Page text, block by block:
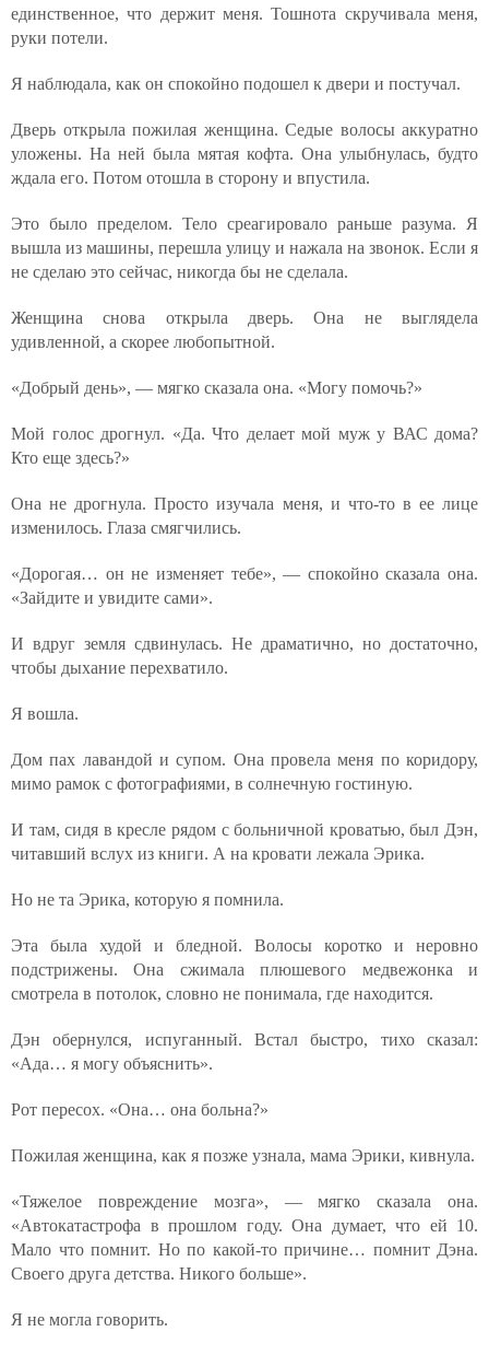
единственное, что держит меня. Тошнота скручивала меня,
руки потели.
Я наблюдала, как он спокойно подошел к двери и постучал.
Дверь открыла пожилая женщина. Седые волосы аккуратно
уложены. На ней была мятая кофта. Она улыбнулась, будто
ждала его. Потом отошла в сторону и впустила.
Это было пределом. Тело среагировало раньше разума. Я
вышла из машины, перешла улицу и нажала на звонок. Если я
не сделаю это сейчас, никогда бы не сделала.
Женщина снова открыла дверь. Она не выглядела
удивленной, а скорее любопытной.
«Добрый день», — мягко сказала она. «Могу помочь?»
Мой голос дрогнул. «Да. Что делает мой муж у ВАС дома?
Кто еще здесь?»
Она не дрогнула. Просто изучала меня, и что-то в ее лице
изменилось. Глаза смягчились.
«Дорогая… он не изменяет тебе», — спокойно сказала она.
«Зайдите и увидите сами».
И вдруг земля сдвинулась. Не драматично, но достаточно,
чтобы дыхание перехватило.
Я вошла.
Дом пах лавандой и супом. Она провела меня по коридору,
мимо рамок с фотографиями, в солнечную гостиную.
И там, сидя в кресле рядом с больничной кроватью, был Дэн,
читавший вслух из книги. А на кровати лежала Эрика.
Но не та Эрика, которую я помнила.
Эта была худой и бледной. Волосы коротко и неровно
подстрижены. Она сжимала плюшевого медвежонка и
смотрела в потолок, словно не понимала, где находится.
Дэн обернулся, испуганный. Встал быстро, тихо сказал:
«Ада… я могу объяснить».
Рот пересох. «Она… она больна?»
Пожилая женщина, как я позже узнала, мама Эрики, кивнула.
«Тяжелое повреждение мозга», — мягко сказала она.
«Автокатастрофа в прошлом году. Она думает, что ей 10.
Мало что помнит. Но по какой-то причине… помнит Дэна.
Своего друга детства. Никого больше».
Я не могла говорить.